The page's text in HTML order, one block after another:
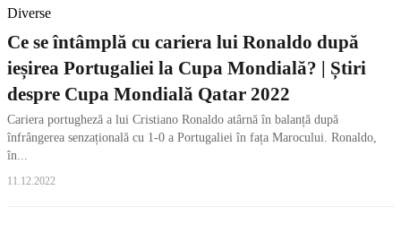
Diverse
Ce se întâmplă cu cariera lui Ronaldo după
ieșirea Portugaliei la Cupa Mondială? | Știri
despre Cupa Mondială Qatar 2022
Cariera portugheză a lui Cristiano Ronaldo atârnă în balanță după
înfrângerea senzațională cu 1-0 a Portugaliei în fața Marocului. Ronaldo,
în...
11.12.2022